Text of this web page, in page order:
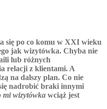
się po co komu w XXI wieku
jak wizytówka. Chyba nie
lub różnych
relacji z klientami. A
na dalszy plan. Co nie
nadrobić braki innymi
mi wizytówka wciąż jest